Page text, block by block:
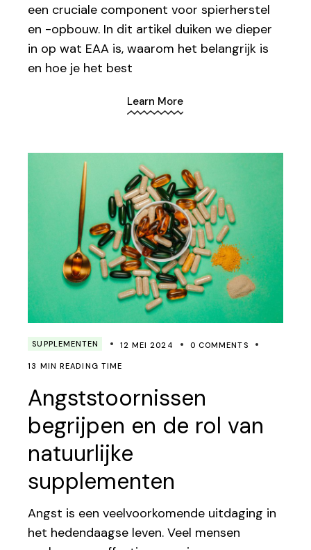
een cruciale component voor spierherstel
en -opbouw. In dit artikel duiken we dieper
in op wat EAA is, waarom het belangrijk is
en hoe je het best
Learn More
SUPPLEMENTEN 12 MEI 2024 0 COMMENTS
13 MIN READING TIME
Angststoornissen
begrijpen en de rol van
natuurlijke
supplementen
Angst is een veelvoorkomende uitdaging in
het hedendaagse leven. Veel mensen